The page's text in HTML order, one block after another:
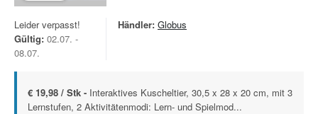
Leider verpasst!
Gültig: 02.07. -
08.07.
Händler: Globus
€ 19,98 / Stk - Interaktives Kuscheltier, 30,5 x 28 x 20 cm, mit 3
Lernstufen, 2 Aktivitätenmodi: Lern- und Spielmod...